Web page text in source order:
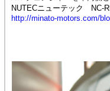
NUTECニューテック NC-
http://minato-motors.com/